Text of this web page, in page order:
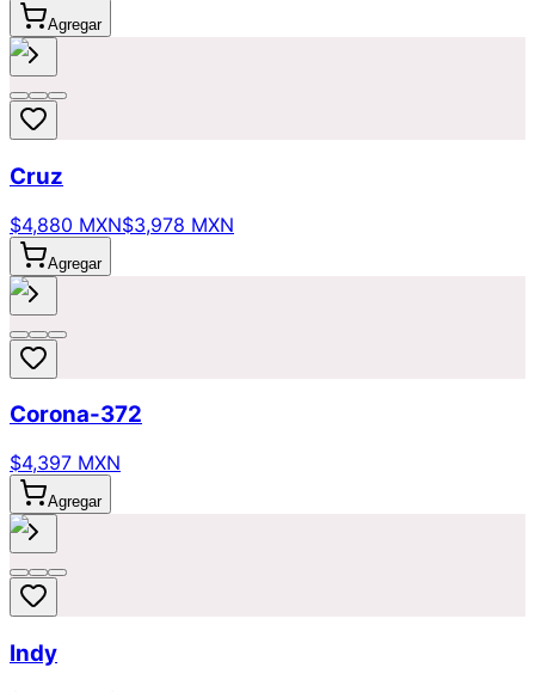
Agregar
Cruz
$4,880 MXN$3,978 MXN
Agregar
Corona-372
$4,397 MXN
Agregar
Indy